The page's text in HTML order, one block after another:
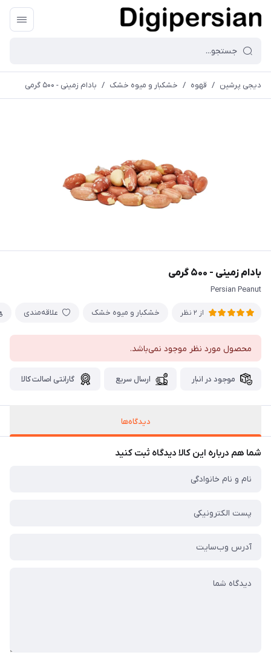
دیجی پرشین / قهوه / خشکبار و میوه خشک / بادام زمینی - ۵۰۰ گرمی
بادام زمینی - ۵۰۰ گرمی
Persian Peanut
از 2 نظر خشکبار و میوه خشک علاقه‌مندی
محصول مورد نظر موجود نمی‌باشد.
موجود در انبار ارسال سریع گارانتی اصالت کالا
دیدگاه‌ها
شما هم درباره این کالا دیدگاه ثبت کنید